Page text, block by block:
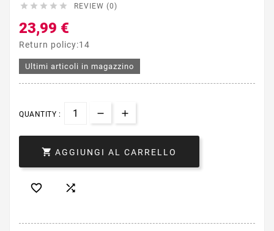
     REVIEW (0)
23,99 €
Return policy:14
Ultimi articoli in magazzino
QUANTITY :
 AGGIUNGI AL CARRELLO
 